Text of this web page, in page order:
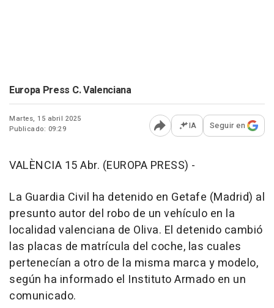
Europa Press C. Valenciana
Martes, 15 abril 2025
Publicado: 09:29
Abrir opciones para
IA Seguir en
VALÈNCIA 15 Abr. (EUROPA PRESS) -
La Guardia Civil ha detenido en Getafe (Madrid) al
presunto autor del robo de un vehículo en la
localidad valenciana de Oliva. El detenido cambió
las placas de matrícula del coche, las cuales
pertenecían a otro de la misma marca y modelo,
según ha informado el Instituto Armado en un
comunicado.